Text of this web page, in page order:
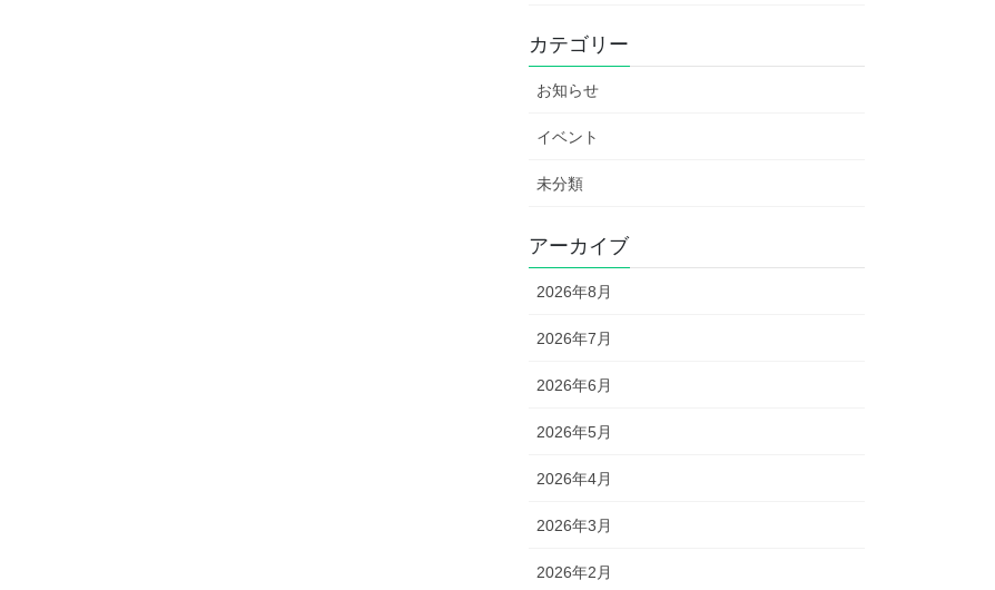
カテゴリー
お知らせ
イベント
未分類
アーカイブ
2026年8月
2026年7月
2026年6月
2026年5月
2026年4月
2026年3月
2026年2月